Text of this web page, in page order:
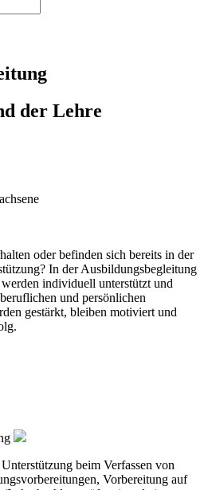
der Lehre
oder befinden sich bereits in der
In der Ausbildungsbegleitung
individuell unterstützt und
und persönlichen
gestärkt, bleiben motiviert und
beim Verfassen von
Vorbereitung auf